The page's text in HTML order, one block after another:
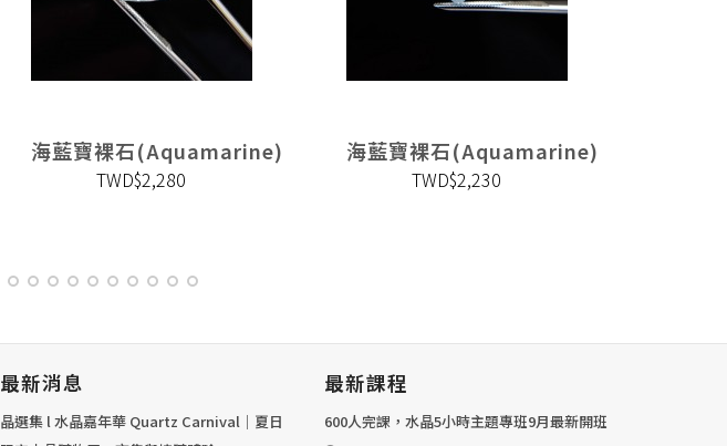
海藍寶裸石(Aquamarine)
TWD$2,280
海藍寶裸石(Aquamarine)
TWD$2,230
最新消息
晶選集 l 水晶嘉年華 Quartz Carnival｜夏日
最新課程
600人完課，水晶5小時主題專班9月最新開班